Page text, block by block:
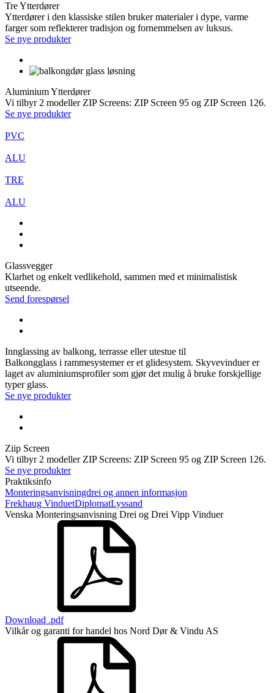
Tre Ytterdører
Ytterdører i den klassiske stilen bruker materialer i dype, varme
farger som reflekterer tradisjon og fornemmelsen av luksus.
Se nye produkter
Aluminium Ytterdører
Vi tilbyr 2 modeller ZIP Screens: ZIP Screen 95 og ZIP Screen 126.
Se nye produkter
PVC
ALU
TRE
ALU
Glassvegger
Klarhet og enkelt vedlikehold, sammen med et minimalistisk
utseende.
Send forespørsel
Innglassing av balkong, terrasse eller utestue til
Balkongglass i rammesystemer er et glidesystem. Skyvevinduer er
laget av aluminiumsprofiler som gjør det mulig å bruke forskjellige
typer glass.
Se nye produkter
Ziip Screen
Vi tilbyr 2 modeller ZIP Screens: ZIP Screen 95 og ZIP Screen 126.
Se nye produkter
Praktiksinfo
Monteringsanvisningdrei og annen informasjon
Frekhaug VinduetDiplomatLyssand
Venska Monteringsanvisning Drei og Drei Vipp Vinduer
Download .pdf
Vilkår og garanti for handel hos Nord Dør & Vindu AS